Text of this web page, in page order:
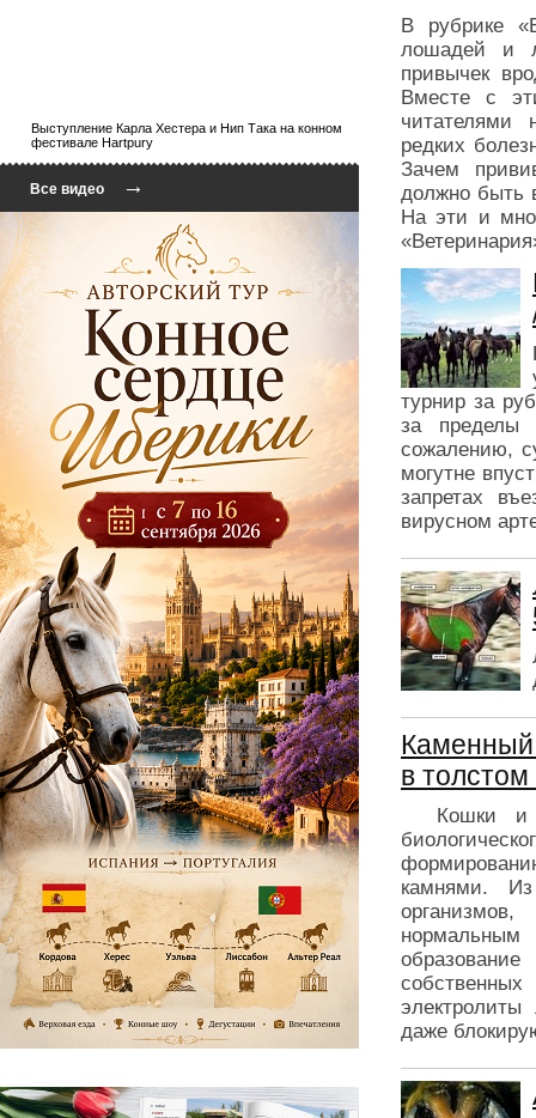
Выступление Карла Хестера и Нип Така на конном
фестивале Hartpury
Все видео →
В рубрике
лошадей и
привычек
Вместе с
читателями
редких
Зачем
должно быть
На эти и
турнир за
за пределы
сожалению,
могутне
запретах
вирусном
Каменный
в
Кошки и
камнями.
даже